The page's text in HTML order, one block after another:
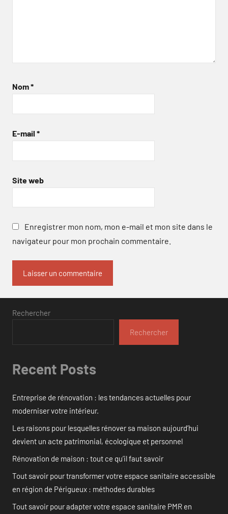
Nom*
E-mail *
Site web
Enregistrer mon nom, mon e-mail et mon site dans le
navigateur pour mon prochain commentaire.
Rechercher
Rechercher
Recent Posts
Entreprise de rénovation : les tendances actuelles pour
moderniser votre intérieur.
Les raisons pour lesquelles rénover sa maison aujourd’hui
devient un acte patrimonial, écologique et personnel
Rénovation de maison : tout ce qu’il faut savoir
Tout savoir pour transformer votre espace sanitaire accessible
en région de Périgueux : méthodes durables
Tout savoir pour adapter votre espace sanitaire PMR en